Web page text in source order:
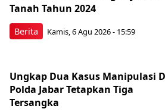
Berita
Tanah Tahun 2024
Kamis, 6 Agu 2026 - 15:59
Ungkap Dua Kasus Manipulasi
Polda Jabar Tetapkan Tiga
Tersangka